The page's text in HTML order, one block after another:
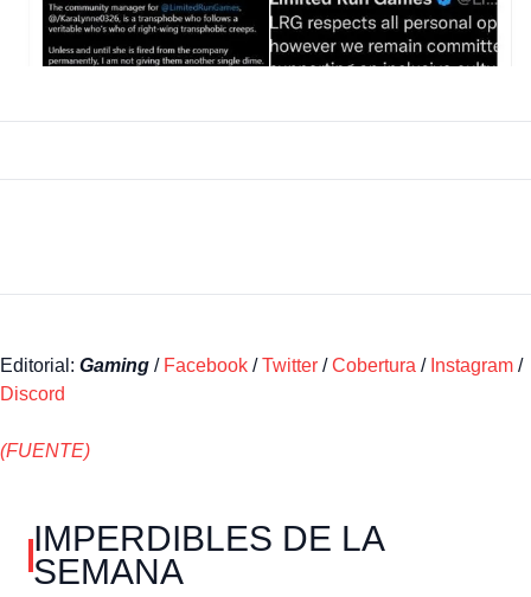
Editorial: Gaming / Facebook /Twitter /Cobertura / Instagram /
Discord
(FUENTE)
IMPERDIBLES DE LA
SEMANA